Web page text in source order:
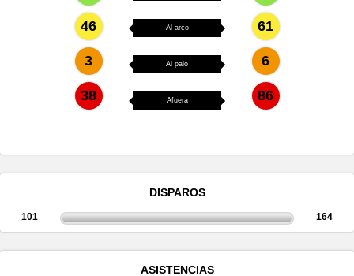
46
3
38
61
6
86
Al arco
Al palo
Afuera
DISPAROS
101 164
ASISTENCIAS